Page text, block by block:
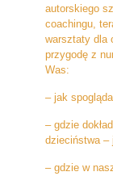
autorskiego
coachingu,
warsztaty dla
przygodę z
Was:
– jak
– gdzie
dzieciństwa –
– gdzie w